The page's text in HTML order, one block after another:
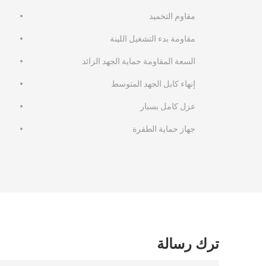
مقاوم التخميد
مقاومة بدء التشغيل اللينة
السعة المقاومة حماية الجهد الزائد
إنهاء كابل الجهد المتوسط
عزل كامل بسبار
جهاز حماية الطفرة
ترك رسالة